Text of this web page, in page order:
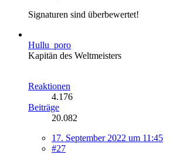
Signaturen sind überbewertet!
Hullu_poro
Kapitän des Weltmeisters
Reaktionen
4.176
Beiträge
20.082
17. September 2022 um 11:45
#27